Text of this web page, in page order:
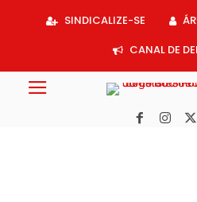
SINDICALIZE-SE
CANAL DE